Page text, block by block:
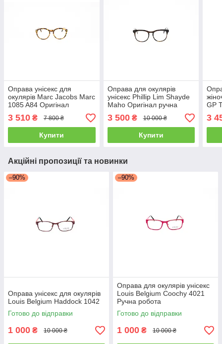
Оправа унісекс для
окулярів Marc Jacobs Marc
1085 A84 Оригінал
3 510 ₴ 7 800 ₴
Купити
Оправа для окулярів
унісекс Phillip Lim Shayde
Maho Оригінал ручна
робота
3 500₴ 10 000 ₴
Купити
GP
3
Акційні пропозиції та новинки
–90%
Оправа унісекс для окулярів
Louis Belgium Haddock 1042
Готово до відправки
1 000 ₴ 10 000 ₴
–90%
Оправа для окулярів унісекс
Louis Belgium Coochy 4021
Ручна робота
Готово до відправки
1 000 ₴ 10 000 ₴